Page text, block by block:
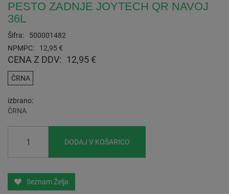
PESTO ZADNJE JOYTECH QR NAVOJ
36L
Šifra:
500001482
NPMPC:
12,95 €
CENA Z DDV: 12,95 €
ČRNA
izbrano
ČRNA
DODAJ V KOŠARICO
Seznam Želja